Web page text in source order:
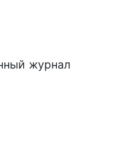
журнал